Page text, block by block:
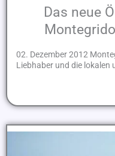
Das neue
02. Dezember 2012
Liebhaber und die lokalen